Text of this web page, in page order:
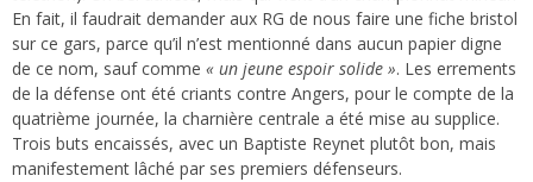
En fait, il faudrait demander aux RG de nous faire une fiche bristol
sur ce gars, parce qu’il n’est mentionné dans aucun papier digne
de ce nom, sauf comme « un jeune espoir solide ». Les errements
de la défense ont été criants contre Angers, pour le compte de la
quatrième journée, la charnière centrale a été mise au supplice.
Trois buts encaissés, avec un Baptiste Reynet plutôt bon, mais
manifestement lâché par ses premiers défenseurs.